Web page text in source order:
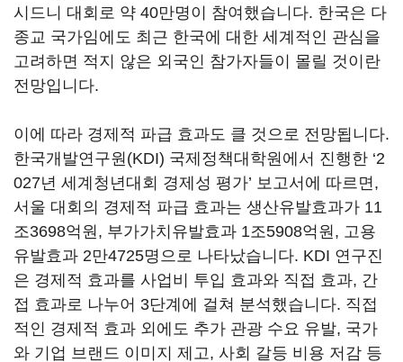
시드니 대회로 약 40만명이 참여했습니다. 한국은 다
종교 국가임에도 최근 한국에 대한 세계적인 관심을
고려하면 적지 않은 외국인 참가자들이 몰릴 것이란
전망입니다.
이에 따라 경제적 파급 효과도 클 것으로 전망됩니다.
한국개발연구원(KDI) 국제정책대학원에서 진행한 ‘2
027년 세계청년대회 경제성 평가’ 보고서에 따르면,
서울 대회의 경제적 파급 효과는 생산유발효과가 11
조3698억원, 부가가치유발효과 1조5908억원, 고용
유발효과 2만4725명으로 나타났습니다. KDI 연구진
은 경제적 효과를 사업비 투입 효과와 직접 효과, 간
접 효과로 나누어 3단계에 걸쳐 분석했습니다. 직접
적인 경제적 효과 외에도 추가 관광 수요 유발, 국가
와 기업 브랜드 이미지 제고, 사회 갈등 비용 저감 등